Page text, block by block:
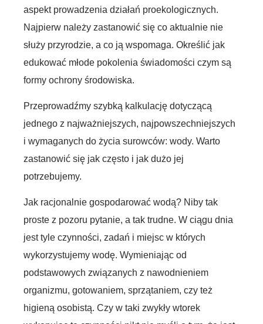
aspekt prowadzenia działań proekologicznych.
Najpierw należy zastanowić się co aktualnie nie
służy przyrodzie, a co ją wspomaga. Określić jak
edukować młode pokolenia świadomości czym są
formy ochrony środowiska.
Przeprowadźmy szybką kalkulację dotyczącą
jednego z najważniejszych, najpowszechniejszych
i wymaganych do życia surowców: wody. Warto
zastanowić się jak często i jak dużo jej
potrzebujemy.
Jak racjonalnie gospodarować wodą? Niby tak
proste z pozoru pytanie, a tak trudne. W ciągu dnia
jest tyle czynności, zadań i miejsc w których
wykorzystujemy wodę. Wymieniając od
podstawowych związanych z nawodnieniem
organizmu, gotowaniem, sprzątaniem, czy też
higieną osobistą. Czy w taki zwykły wtorek